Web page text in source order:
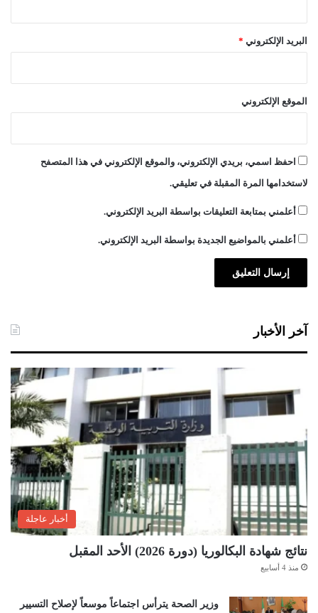
البريد الإلكتروني *
الموقع الإلكتروني
احفظ اسمي، بريدي الإلكتروني، والموقع الإلكتروني في هذا المتصفح
لاستخدامها المرة المقبلة في تعليقي.
أعلمني بمتابعة التعليقات بواسطة البريد الإلكتروني.
أعلمني بالمواضيع الجديدة بواسطة البريد الإلكتروني.
آخر الأخبار
أخبار عاجلة
نتائج شهادة البكالوريا (دورة 2026) الأحد المقبل
منذ 4 أسابيع
وزير الصحة يترأس اجتماعاً موسعاً لإصلاح التسيير